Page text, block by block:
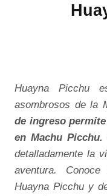
Huayna Picchu
asombrosos de la
de ingreso
en Machu Picchu.
detalladamente la
aventura.
Huayna Picchu y